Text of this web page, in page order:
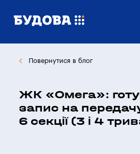
Повернутися в блог
ЖК «Омега»:
запис на
6 секції (3 і 4